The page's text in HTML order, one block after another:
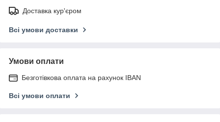
Доставка кур'єром
Всі умови доставки
Умови оплати
Безготівкова оплата на рахунок IBAN
Всі умови оплати